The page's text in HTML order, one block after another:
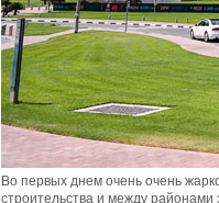
Во первых днем очень очень
строительства и между районами